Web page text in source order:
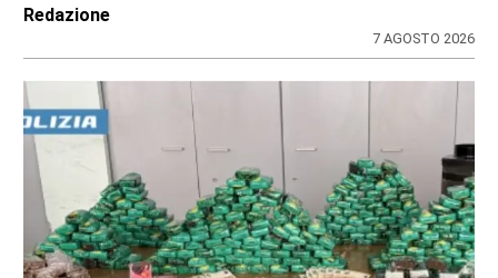
Redazione
7 AGOSTO 2026